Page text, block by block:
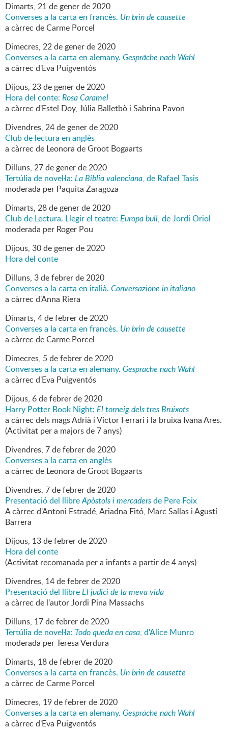
Dimarts, 21de generde2020
Converses a la carta en francès. Un brin de causette
a càrrec de Carme Porcel
Dimecres, 22de generde2020
Converses a la carta en alemany. Gespräche nach Wahl
a càrrec d'Eva Puigventós
Dijous, 23de generde2020
Hora del conte: Rosa Caramel
a càrrec d'Estel Doy, Júlia Balletbò i Sabrina Pavon
Divendres, 24de generde2020
Club de lectura en anglès
a càrrec de Leonora de Groot Bogaarts
Dilluns, 27de generde2020
Tertúlia de novel·la: La Bíblia valenciana, de Rafael Tasis
moderada per Paquita Zaragoza
Dimarts, 28de generde2020
Club de Lectura. Llegir el teatre: Europa bull, de Jordi Oriol
moderada per Roger Pou
Dijous, 30de generde2020
Hora del conte
Dilluns, 3defebrerde2020
Converses a la carta en italià. Conversazione in italiano
a càrrec d'Anna Riera
Dimarts, 4defebrerde2020
Converses a la carta en francès. Un brin de causette
a càrrec de Carme Porcel
Dimecres, 5defebrerde2020
Converses a la carta en alemany. Gespräche nach Wahl
a càrrec d'Eva Puigventós
Dijous, 6defebrerde2020
Harry Potter Book Night: El torneig dels tres Bruixots
a càrrec dels mags Adrià i Víctor Ferrari i la bruixa Ivana Ares.
(Activitat per a majors de 7 anys)
Divendres, 7defebrerde2020
Converses a la carta en anglès
a càrrec de Leonora de Groot Bogaarts
Divendres, 7defebrerde2020
Presentació del llibreApòstols i mercadersde Pere Foix
A càrrec d'Antoni Estradé, Ariadna Fitó, Marc Sallas i Agustí
Barrera
Dijous, 13defebrerde2020
Hora del conte
(Activitat recomanada per a infants a partir de 4 anys)
Divendres, 14defebrerde2020
Presentació del llibreEl judici de la meva vida
a càrrec de l'autor Jordi Pina Massachs
Dilluns, 17defebrerde2020
Tertúlia de novel·la: Todo queda en casa, d'Alice Munro
moderada per Teresa Verdura
Dimarts, 18defebrerde2020
Converses a la carta en francès. Un brin de causette
a càrrec de Carme Porcel
Dimecres, 19defebrerde2020
Converses a la carta en alemany. Gespräche nach Wahl
a càrrec d'Eva Puigventós